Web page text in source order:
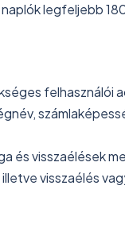
legfeljebb
felhasználói
és visszaélések
visszaélés